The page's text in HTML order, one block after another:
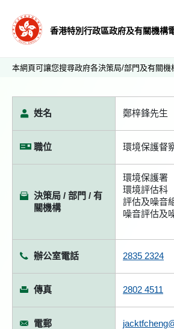
香港特別行政區政府及有關機構
本網頁可讓您搜尋政府各決策局/部門及有關
姓名 鄭梓鋒先生
職位 環境保護督
決策局 / 部門 / 有
關機構
環境保護署
環境評估科
評估及噪音
噪音評估及
辦公室電話 2835 2324
傳真 2802 4511
電郵